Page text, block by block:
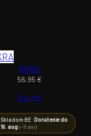
AKRA
56,95 €
Viac info
Skladom BE · Doručenie do
19. aug(~11 dní)